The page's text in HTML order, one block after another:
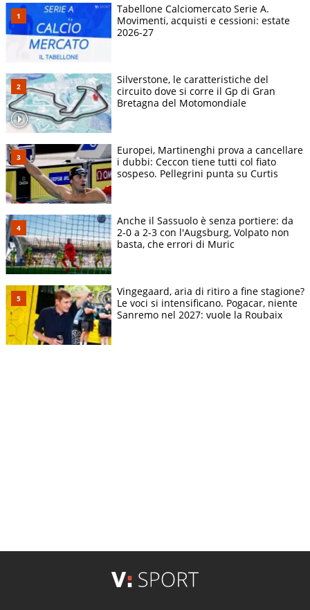
Tabellone Calciomercato Serie A.
Movimenti, acquisti e cessioni: estate
2026-27
Silverstone, le caratteristiche del
circuito dove si corre il Gp di Gran
Bretagna del Motomondiale
Europei, Martinenghi prova a cancellare
i dubbi: Ceccon tiene tutti col fiato
sospeso. Pellegrini punta su Curtis
Anche il Sassuolo è senza portiere: da
2-0 a 2-3 con l'Augsburg, Volpato non
basta, che errori di Muric
Vingegaard, aria di ritiro a fine stagione?
Le voci si intensificano. Pogacar, niente
Sanremo nel 2027: vuole la Roubaix